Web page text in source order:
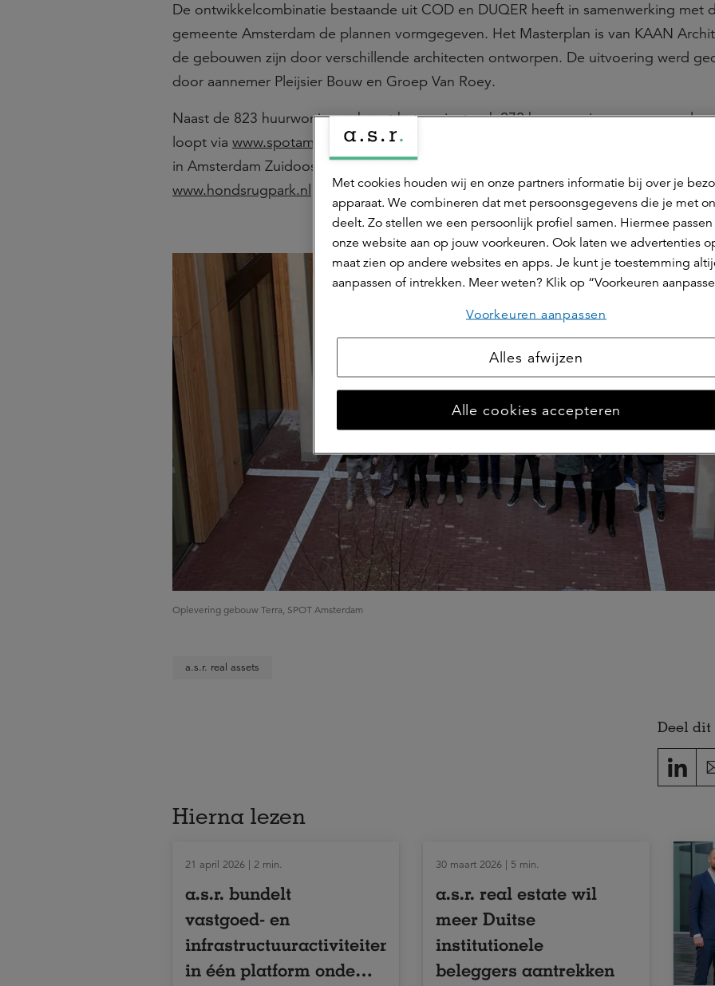
De ontwikkelcombinatie bestaande uit COD en DUQER heeft in samenwerking met
gemeente Amsterdam de plannen vormgegeven. Het Masterplan is van KAAN
de gebouwen zijn door verschillende architecten ontworpen. De uitvoering werd
door aannemer Pleijsier Bouw en Groep Van Roey.
Naast de 823 huurwoningen bevat het project ook 272 koopwoningen waarvan de
loopt via www.spotamsterdam.nl . SPOT is onderdeel van de nieuwe stadswijk
in Amsterdam Zuidoost, die ligt tussen de Arena en Ikea. Meer informatie is te
www.hondsrugpark.nl
Oplevering gebouw Terra, SPOT Amsterdam
a.s.r. real assets
Deel
Hierna lezen
21 april 2026 | 2 min.
a.s.r. bundelt
vastgoed- en
infrastructuuractiviteiten
in één platform onder
30 maart 2026 | 5 min.
a.s.r. real estate wil
meer Duitse
institutionele
beleggers aantrekken
Met cookies houden wij en onze partners informatie bij over je
apparaat. We combineren dat met persoonsgegevens die je met
deelt. Zo stellen we een persoonlijk profiel samen. Hiermee
onze website aan op jouw voorkeuren. Ook laten we advertenties
maat zien op andere websites en apps. Je kunt je toestemming
aanpassen of intrekken. Meer weten? Klik op “Voorkeuren
Voorkeuren aanpassen
Alles afwijzen
Alle cookies accepteren